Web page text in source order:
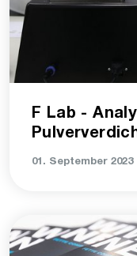
F Lab -
01. September 2023